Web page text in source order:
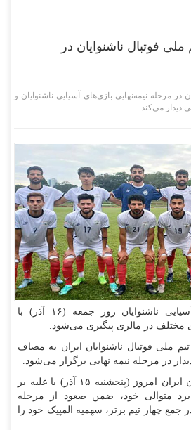
فوتبال ناشنوایان در
در مرحله نیمه‌نهایی بازی‌های آسیایی ناشنوایان و
دیدار می‌کند.
دهمین دوره بازی‌های آسیایی ناشنوایان روز جمعه (۱۶ آذر) با
مختلف در مالزی پیگیری می‌شود.
ملی فوتبال ناشنوایان ایران به مصاف
در مرحله نیمه نهایی برگزار می‌شود.
تیم ملی فوتبال ناشنوایان ایران امروز (پنجشنبه ۱۵ آذر) با غلبه بر
متوالی خود، ضمن صعود از مرحله
جمع چهار تیم برتر، سهمیه المپیک خود را